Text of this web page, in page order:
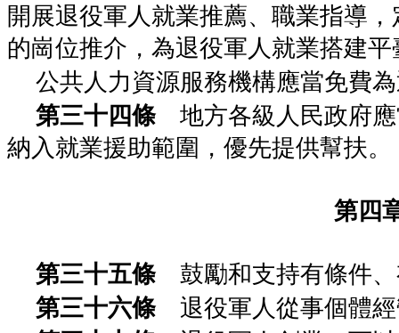
開展退役軍人就業推薦、職業指導
的崗位推介，為退役軍人就業搭建平
公共人力資源服務機構應當免費
第三十四條
地方各級人民政府
納入就業援助範圍，優先提供幫扶。
第四
第三十五條
鼓勵和支持有條件
第三十六條
退役軍人從事個體